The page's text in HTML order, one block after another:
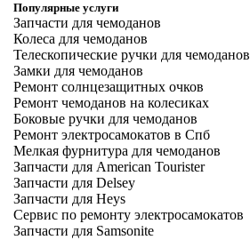
Популярные услуги
Запчасти для чемоданов
Колеса для чемоданов
Телескопические ручки для чемоданов
Замки для чемоданов
Ремонт солнцезащитных очков
Ремонт чемоданов на колесиках
Боковые ручки для чемоданов
Ремонт электросамокатов в Спб
Мелкая фурнитура для чемоданов
Запчасти для American Tourister
Запчасти для Delsey
Запчасти для Heys
Сервис по ремонту электросамокатов
Запчасти для Samsonite